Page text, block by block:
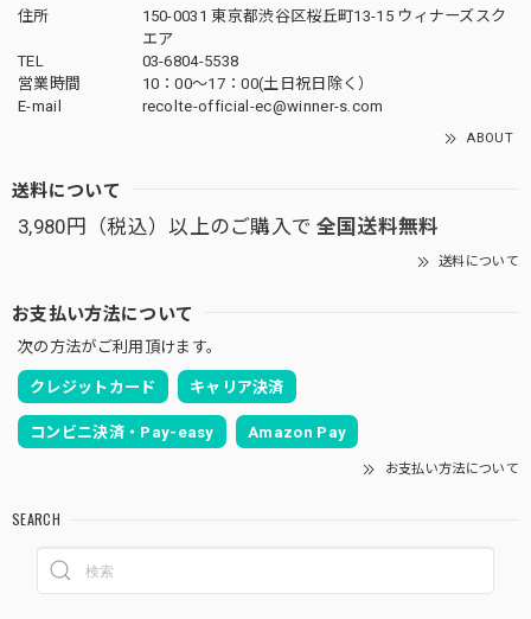
住所
150-0031 東京都渋谷区桜丘町13-15 ウィナーズスク
エア
TEL
03-6804-5538
営業時間
10：00〜17：00(土日祝日除く）
E-mail
recolte-official-ec@winner-s.com
ABOUT
送料について
3,980円（税込）以上のご購入で 全国送料無料
送料について
お支払い方法について
次の方法がご利用頂けます。
クレジットカード キャリア決済
コンビニ決済・Pay-easy Amazon Pay
お支払い方法について
SEARCH